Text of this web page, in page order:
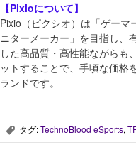
【Pixioについて】
Pixio（ピクシオ）は「ゲー
ニターメーカー」を目指し、
した高品質・高性能ながらも
ットすることで、手頃な価格
ランドです。
, タグ:TechnoBlood eSports,